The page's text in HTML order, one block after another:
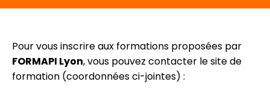
Pour vous inscrire aux formations proposées par
FORMAPI Lyon, vous pouvez contacter le site de
formation (coordonnées ci-jointes) :